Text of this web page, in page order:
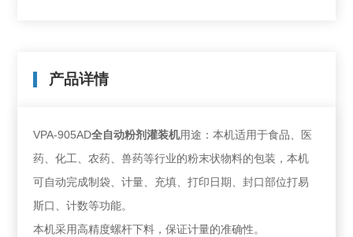
产品详情
VPA-905AD全自动粉剂灌装机用途：本机适用于食品、医
药、化工、农药、兽药等行业的粉末状物料的包装，本机
可自动完成制袋、计量、充填、打印日期、封口部位打易
斯口、计数等功能。
本机采用高精度螺杆下料，保证计量的准确性。